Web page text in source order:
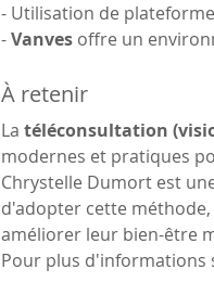
- Utilisation de
- Vanves offre un
À retenir
La téléconsultation
modernes et pratiques
Chrystelle Dumort est
d'adopter cette
améliorer leur bien-être
Pour plus d'informations